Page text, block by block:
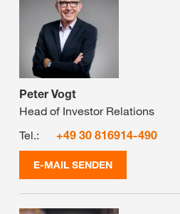
Peter Vogt
Head of Investor Relations
Tel.:
+49 30 816914-490
E-MAIL SENDEN